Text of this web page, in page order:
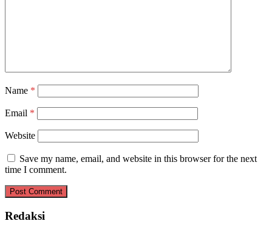
Name *
Email *
Website
Save my name, email, and website in this browser for the next
time I comment.
Redaksi